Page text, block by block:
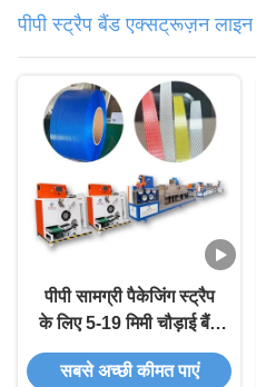
पीपी स्ट्रैप बैंड एक्सट्रूज़न लाइन
पीपी सामग्री पैकेजिंग स्ट्रैप
के लिए 5-19 मिमी चौड़ाई बैंड
उत्पादन लाइन
सबसे अच्छी कीमत पाएं